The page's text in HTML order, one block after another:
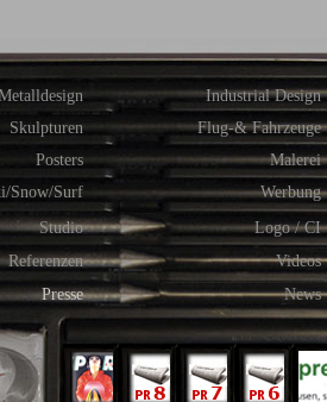
Skulpturen
Posters
Snow/Surf
Studio
Referenzen
Presse
Industrial Design
Flug-& Fahrzeuge
Malerei
Werbung
Logo / CI
Videos
News